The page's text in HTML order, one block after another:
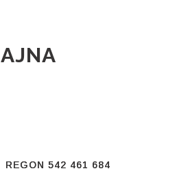
542 461 684